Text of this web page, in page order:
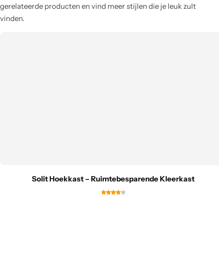
gerelateerde producten en vind meer stijlen die je leuk zult
vinden.
Solit Hoekkast – Ruimtebesparende Kleerkast